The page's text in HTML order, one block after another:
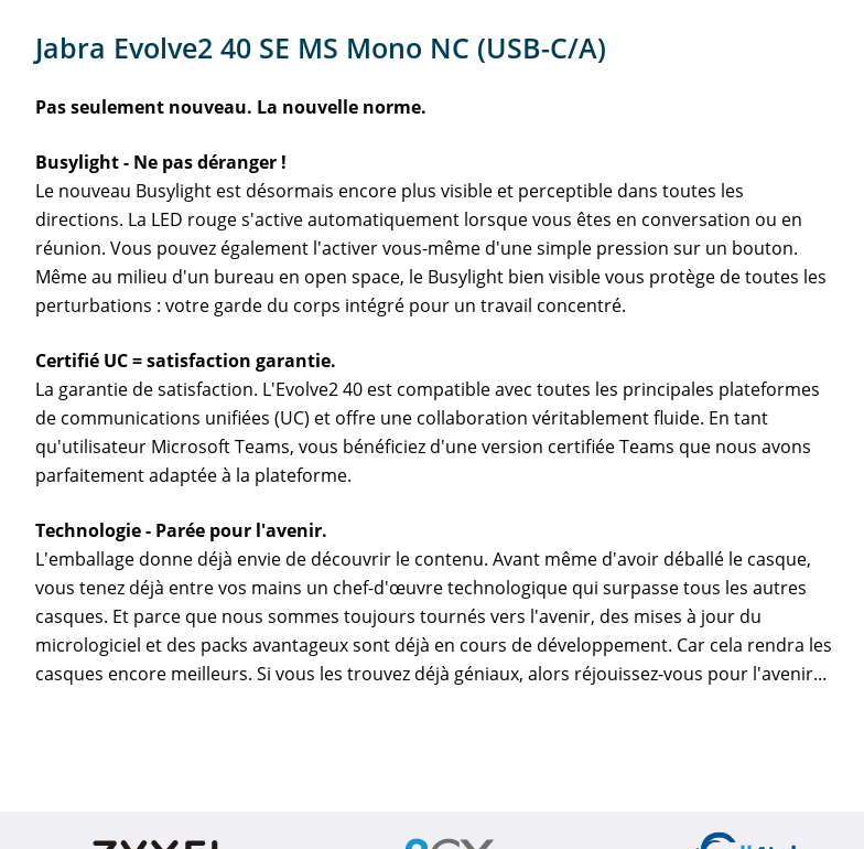
Jabra Evolve2 40 SE MS Mono NC (USB-C/A)
Pas seulement nouveau. La nouvelle norme.
Busylight - Ne pas déranger !
Le nouveau Busylight est désormais encore plus visible et perceptible dans toutes les
directions. La LED rouge s'active automatiquement lorsque vous êtes en conversation ou en
réunion. Vous pouvez également l'activer vous-même d'une simple pression sur un bouton.
Même au milieu d'un bureau en open space, le Busylight bien visible vous protège de toutes les
perturbations : votre garde du corps intégré pour un travail concentré.
Certifié UC = satisfaction garantie.
La garantie de satisfaction. L'Evolve2 40 est compatible avec toutes les principales plateformes
de communications unifiées (UC) et offre une collaboration véritablement fluide. En tant
qu'utilisateur Microsoft Teams, vous bénéficiez d'une version certifiée Teams que nous avons
parfaitement adaptée à la plateforme.
Technologie - Parée pour l'avenir.
L'emballage donne déjà envie de découvrir le contenu. Avant même d'avoir déballé le casque,
vous tenez déjà entre vos mains un chef-d'œuvre technologique qui surpasse tous les autres
casques. Et parce que nous sommes toujours tournés vers l'avenir, des mises à jour du
micrologiciel et des packs avantageux sont déjà en cours de développement. Car cela rendra les
casques encore meilleurs. Si vous les trouvez déjà géniaux, alors réjouissez-vous pour l'avenir...